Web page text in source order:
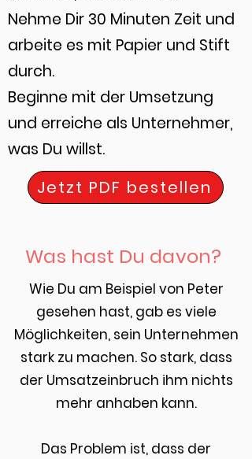
Nehme Dir 30 Minuten Zeit und
arbeite es mit Papier und Stift
durch.
Beginne mit der Umsetzung
und erreiche als Unternehmer,
was Du willst.
Jetzt PDF bestellen
Was hast Du davon?
Wie Du am Beispiel von Peter
gesehen hast, gab es viele
Möglichkeiten, sein Unternehmen
stark zu machen. So stark, dass
der Umsatzeinbruch ihm nichts
mehr anhaben kann.
Das Problem ist, dass der